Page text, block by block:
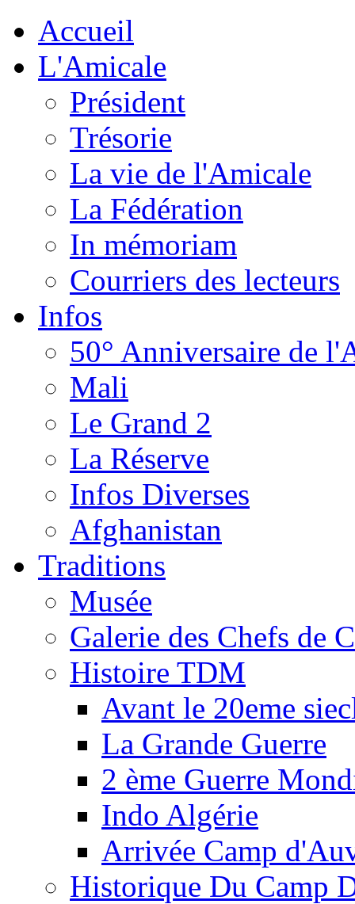
Accueil
L'Amicale
Président
Trésorie
La vie de l'Amicale
La Fédération
In mémoriam
Courriers des lecteurs
Infos
50° Anniversaire de
Mali
Le Grand 2
La Réserve
Infos Diverses
Afghanistan
Traditions
Musée
Galerie des Chefs de
Histoire TDM
Avant le 20eme
La Grande Guerre
2 ème Guerre
Indo Algérie
Arrivée Camp
Historique Du Camp